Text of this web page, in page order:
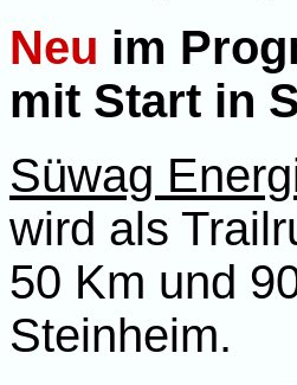
Neu im
mit Start in
Süwag
wird als
50 Km und
Steinheim.